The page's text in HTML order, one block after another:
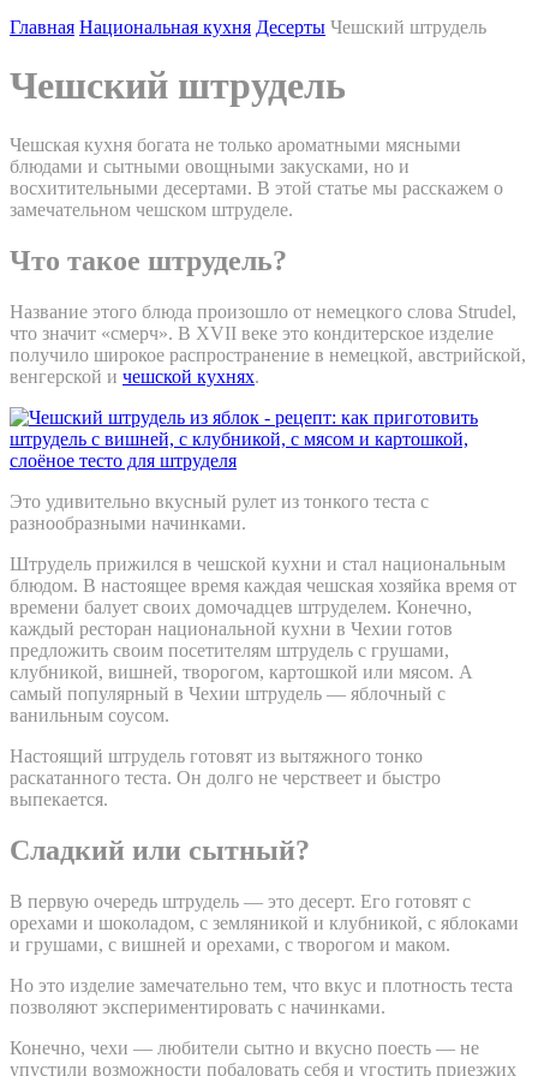
Главная Национальная кухня Десерты Чешский штрудель
Чешский штрудель
Чешская кухня богата не только ароматными мясными
блюдами и сытными овощными закусками, но и
восхитительными десертами. В этой статье мы расскажем о
замечательном чешском штруделе.
Что такое штрудель?
Название этого блюда произошло от немецкого слова Strudel,
что значит «смерч». В XVII веке это кондитерское изделие
получило широкое распространение в немецкой, австрийской,
венгерской и чешской кухнях.
Это удивительно вкусный рулет из тонкого теста с
разнообразными начинками.
Штрудель прижился в чешской кухни и стал национальным
блюдом. В настоящее время каждая чешская хозяйка время от
времени балует своих домочадцев штруделем. Конечно,
каждый ресторан национальной кухни в Чехии готов
предложить своим посетителям штрудель с грушами,
клубникой, вишней, творогом, картошкой или мясом. А
самый популярный в Чехии штрудель — яблочный с
ванильным соусом.
Настоящий штрудель готовят из вытяжного тонко
раскатанного теста. Он долго не черствеет и быстро
выпекается.
Сладкий или сытный?
В первую очередь штрудель — это десерт. Его готовят с
орехами и шоколадом, с земляникой и клубникой, с яблоками
и грушами, с вишней и орехами, с творогом и маком.
Но это изделие замечательно тем, что вкус и плотность теста
позволяют экспериментировать с начинками.
Конечно, чехи — любители сытно и вкусно поесть — не
упустили возможности побаловать себя и угостить приезжих